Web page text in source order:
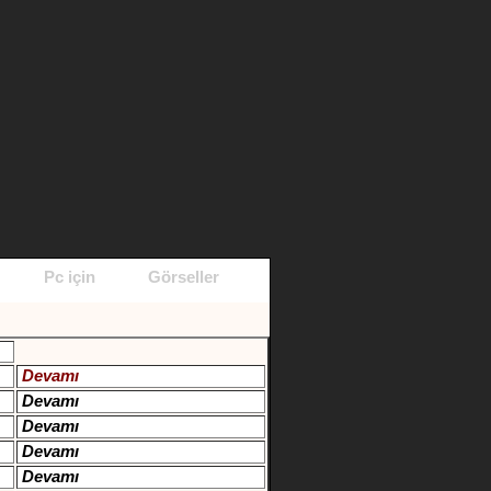
Pc için Görseller
Devamı
Devamı
Devamı
Devamı
Devamı